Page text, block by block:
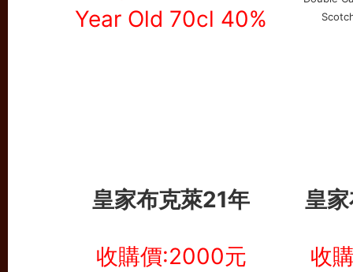
皇家布克萊21年 皇
收購價:2000元 收